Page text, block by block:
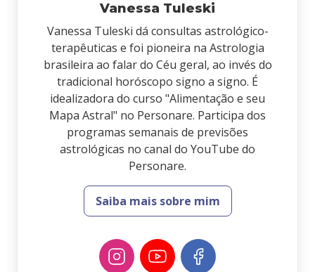
Vanessa Tuleski
Vanessa Tuleski dá consultas astrológico-
terapêuticas e foi pioneira na Astrologia
brasileira ao falar do Céu geral, ao invés do
tradicional horóscopo signo a signo. É
idealizadora do curso "Alimentação e seu
Mapa Astral" no Personare. Participa dos
programas semanais de previsões
astrológicas no canal do YouTube do
Personare.
Saiba mais sobre mim